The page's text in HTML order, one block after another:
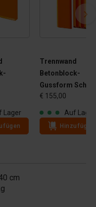
Lager
Trennwand
Betonblock-
Gussform
€ 155,00
Auf Lager
Hinzufügen
cm